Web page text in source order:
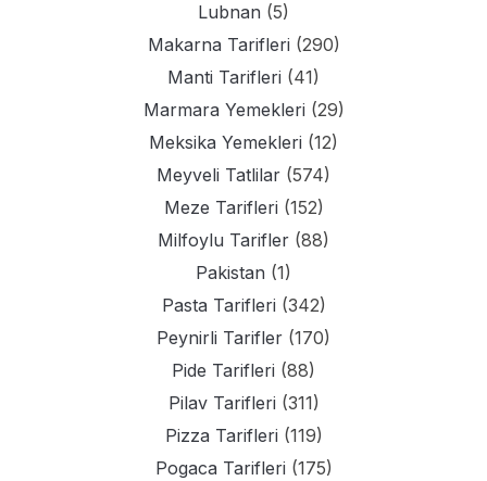
Lubnan (5)
Makarna Tarifleri (290)
Manti Tarifleri (41)
Marmara Yemekleri (29)
Meksika Yemekleri (12)
Meyveli Tatlilar (574)
Meze Tarifleri (152)
Milfoylu Tarifler (88)
Pakistan (1)
Pasta Tarifleri (342)
Peynirli Tarifler (170)
Pide Tarifleri (88)
Pilav Tarifleri (311)
Pizza Tarifleri (119)
Pogaca Tarifleri (175)